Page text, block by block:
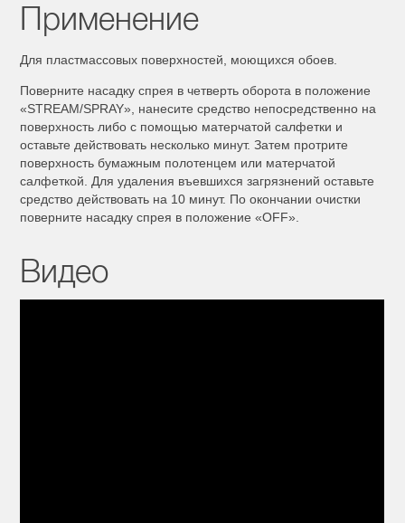
Применение
Для пластмассовых поверхностей, моющихся обоев.
Поверните насадку спрея в четверть оборота в положение
«STREAM/SPRAY», нанесите средство непосредственно на
поверхность либо с помощью матерчатой салфетки и
оставьте действовать несколько минут. Затем протрите
поверхность бумажным полотенцем или матерчатой
салфеткой. Для удаления въевшихся загрязнений оставьте
средство действовать на 10 минут. По окончании очистки
поверните насадку спрея в положение «OFF».
Видео